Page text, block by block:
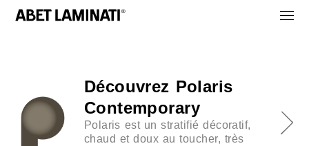
Découvrez Polaris
Contemporary
Polaris est un stratifié décoratif,
chaud et doux au toucher, très